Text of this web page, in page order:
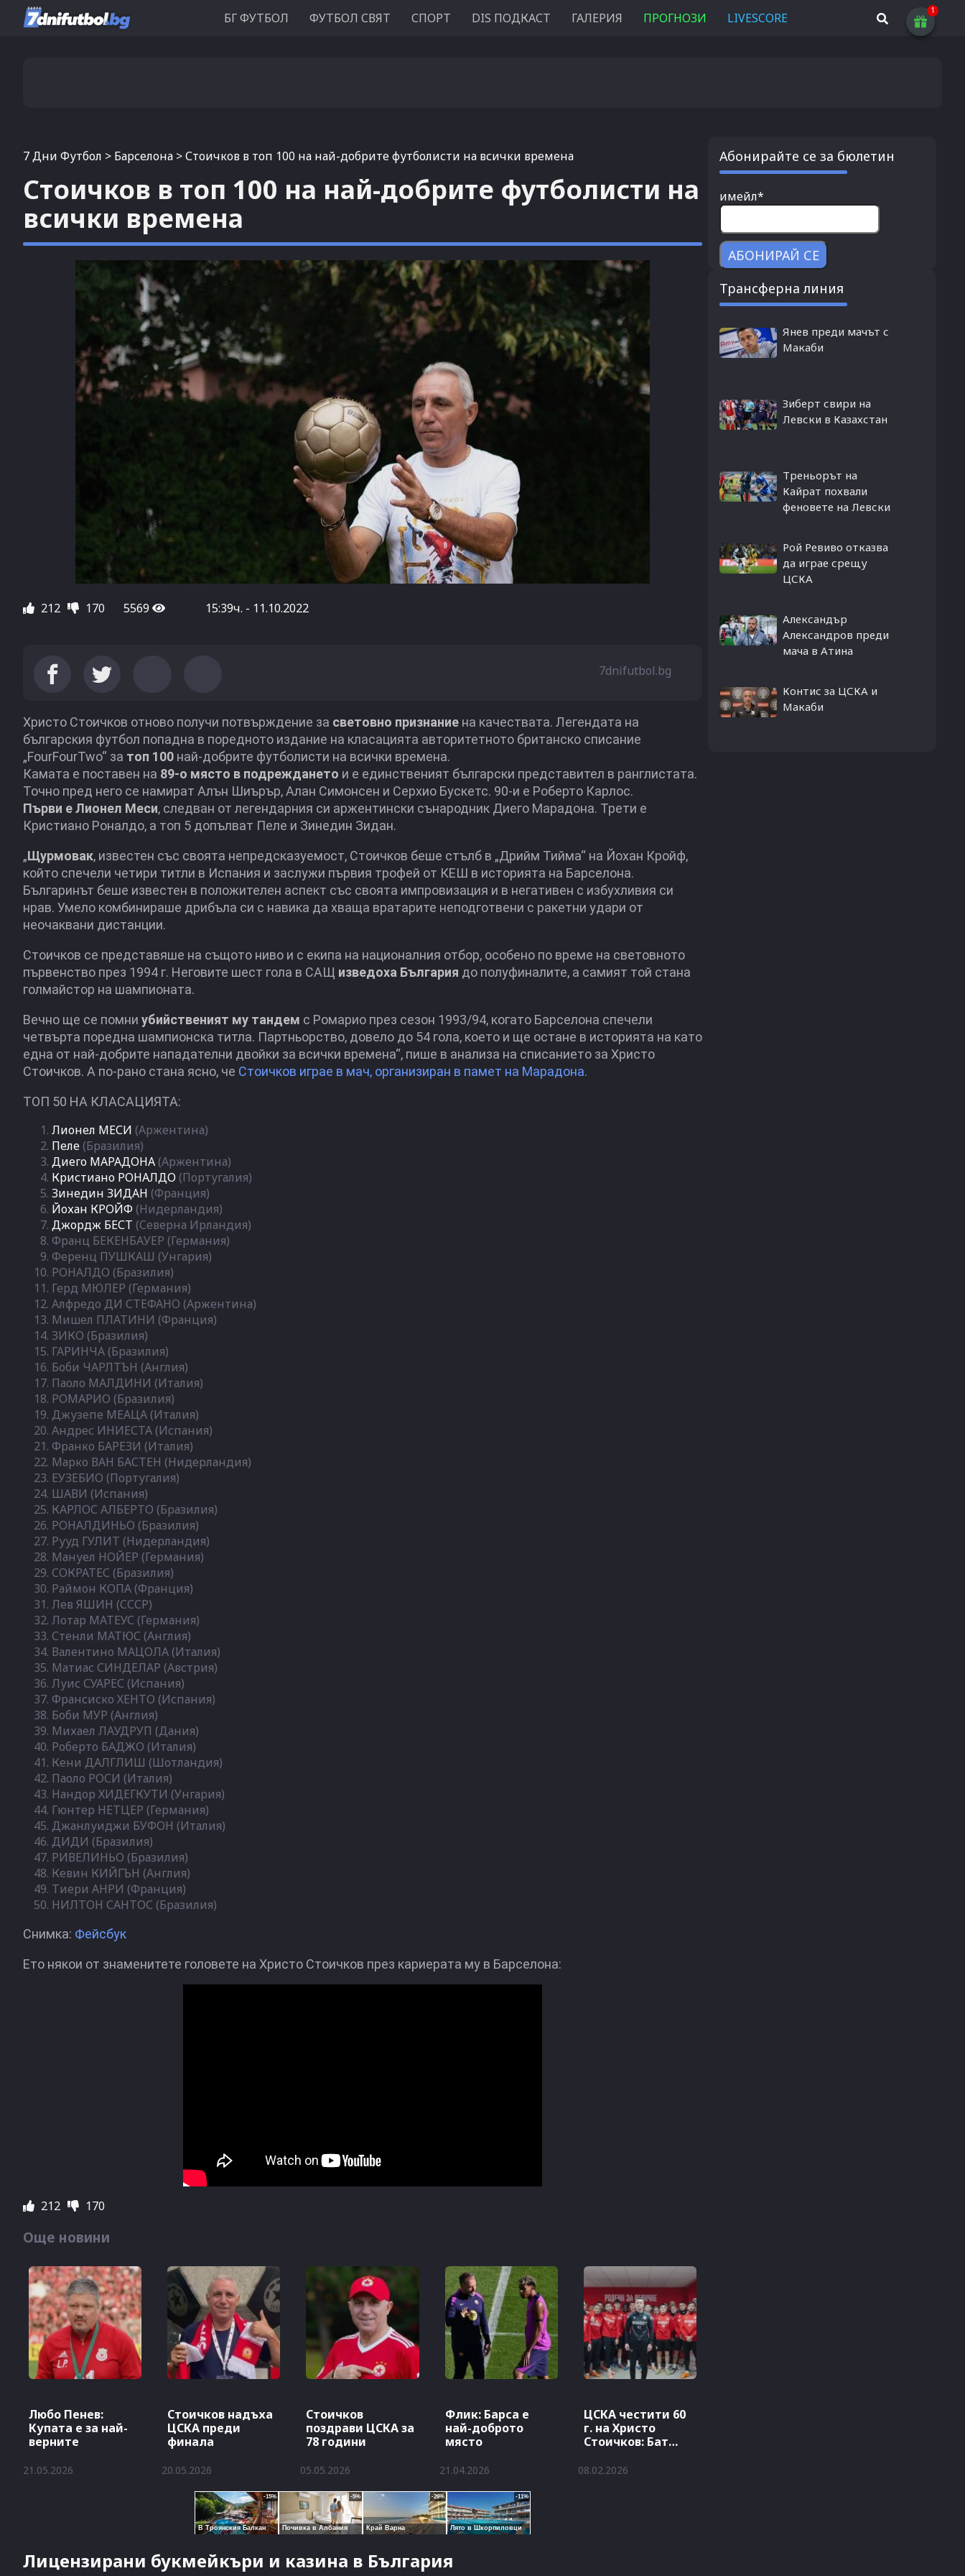
БГ ФУТБОЛ ФУТБОЛ СВЯТ СПОРТ DIS ПОДКАСТ ГАЛЕРИЯ ПРОГНОЗИ LIVESCORE
7 Дни Футбол > Барселона >Стоичков в топ 100 на най-добрите футболисти на всички времена
Стоичков в топ 100 на най-добрите футболисти на
всички времена
212 170 5569 15:39ч. - 11.10.2022
7dnifutbol.bg
Христо Стоичков отново получи потвърждение за световно признание на качествата. Легендата на
българския футбол попадна в поредното издание на класацията авторитетното британско списание
„FourFourTwo“ за топ 100 най-добрите футболисти на всички времена.
Камата е поставен на 89-о място в подреждането и е единственият български представител в ранглистата.
Точно пред него се намират Алън Шиърър, Алан Симонсен и Серхио Бускетс. 90-и е Роберто Карлос.
Първи е Лионел Меси, следван от легендарния си аржентински сънародник Диего Марадона. Трети е
Кристиано Роналдо, а топ 5 допълват Пеле и Зинедин Зидан.
„Щурмовак, известен със своята непредсказуемост, Стоичков беше стълб в „Дрийм Тийма“ на Йохан Кройф,
който спечели четири титли в Испания и заслужи първия трофей от КЕШ в историята на Барселона.
Българинът беше известен в положителен аспект със своята импровизация и в негативен с избухливия си
нрав. Умело комбинираше дрибъла си с навика да хваща вратарите неподготвени с ракетни удари от
неочаквани дистанции.
Стоичков се представяше на същото ниво и с екипа на националния отбор, особено по време на световното
първенство през 1994 г. Неговите шест гола в САЩ изведоха България до полуфиналите, а самият той стана
голмайстор на шампионата.
Вечно ще се помни убийственият му тандем с Ромарио през сезон 1993/94, когато Барселона спечели
четвърта поредна шампионска титла. Партньорство, довело до 54 гола, което и ще остане в историята на като
една от най-добрите нападателни двойки за всички времена“, пише в анализа на списанието за Христо
Стоичков. А по-рано стана ясно, че Стоичков играе в мач, организиран в памет на Марадона.
ТОП 50 НА КЛАСАЦИЯТА:
Лионел МЕСИ (Аржентина)
Пеле (Бразилия)
Диего МАРАДОНА (Аржентина)
Кристиано РОНАЛДО (Португалия)
Зинедин ЗИДАН (Франция)
Йохан КРОЙФ (Нидерландия)
Джордж БЕСТ (Северна Ирландия)
Франц БЕКЕНБАУЕР (Германия)
Ференц ПУШКАШ (Унгария)
РОНАЛДО (Бразилия)
Герд МЮЛЕР (Германия)
Алфредо ДИ СТЕФАНО (Аржентина)
Мишел ПЛАТИНИ (Франция)
ЗИКО (Бразилия)
ГАРИНЧА (Бразилия)
Боби ЧАРЛТЪН (Англия)
Паоло МАЛДИНИ (Италия)
РОМАРИО (Бразилия)
Джузепе МЕАЦА (Италия)
Андрес ИНИЕСТА (Испания)
Франко БАРЕЗИ (Италия)
Марко ВАН БАСТЕН (Нидерландия)
ЕУЗЕБИО (Португалия)
ШАВИ (Испания)
КАРЛОС АЛБЕРТО (Бразилия)
РОНАЛДИНЬО (Бразилия)
Рууд ГУЛИТ (Нидерландия)
Мануел НОЙЕР (Германия)
СОКРАТЕС (Бразилия)
Раймон КОПА (Франция)
Лев ЯШИН (СССР)
Лотар МАТЕУС (Германия)
Стенли МАТЮС (Англия)
Валентино МАЦОЛА (Италия)
Матиас СИНДЕЛАР (Австрия)
Луис СУАРЕС (Испания)
Франсиско ХЕНТО (Испания)
Боби МУР (Англия)
Михаел ЛАУДРУП (Дания)
Роберто БАДЖО (Италия)
Кени ДАЛГЛИШ (Шотландия)
Паоло РОСИ (Италия)
Нандор ХИДЕГКУТИ (Унгария)
Гюнтер НЕТЦЕР (Германия)
Джанлуиджи БУФОН (Италия)
ДИДИ (Бразилия)
РИВЕЛИНЬО (Бразилия)
Кевин КИЙГЪН (Англия)
Тиери АНРИ (Франция)
НИЛТОН САНТОС (Бразилия)
Снимка: Фейсбук
Ето някои от знаменитете головете на Христо Стоичков през кариерата му в Барселона:
212 170
Още новини
Любо Пенев:
Купата е за най-
верните
21.05.2026
Стоичков надъха
ЦСКА преди
финала
20.05.2026
Стоичков
поздрави ЦСКА за
78 години
05.05.2026
Флик: Барса е
най-доброто
място
21.04.2026
ЦСКА честити 60
г. на Христо
Стоичков: Бат
08.02.2026
Лицензирани букмейкъри и казина в България
Абонирайте се за бюлетин
имейл*
Трансферна линия
Янев преди мачът с
Макаби
Зиберт свири на
Левски в Казахстан
Треньорът на
Кайрат похвали
феновете на Левски
Рой Ревиво отказва
да играе срещу
ЦСКА
Александър
Александров преди
мача в Атина
Контис за ЦСКА и
Макаби